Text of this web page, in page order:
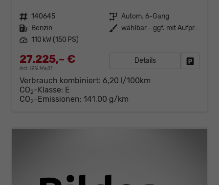
Fahrzeugnr. 140645 Getriebe Autom. 6-Gang
Kraftstoff Benzin Außenfarbe
wählbar - ggf. mit Aufpreis
Leistung 110 kW (150 PS)
27.225,– €
incl. 19% MwSt.
Details
Verbrauch kombiniert: 6,20 l/100km
CO2-Klasse: E
CO2-Emissionen: 141,00 g/km